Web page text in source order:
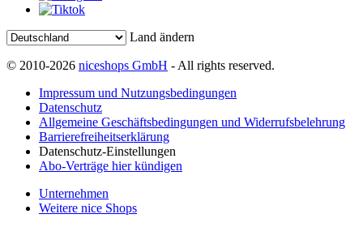
Land ändern
© 2010-2026 niceshops GmbH - All rights reserved.
Impressum und Nutzungsbedingungen
Datenschutz
Allgemeine Geschäftsbedingungen und Widerrufsbelehrung
Barrierefreiheitserklärung
Datenschutz-Einstellungen
Abo-Verträge hier kündigen
Unternehmen
Weitere nice Shops